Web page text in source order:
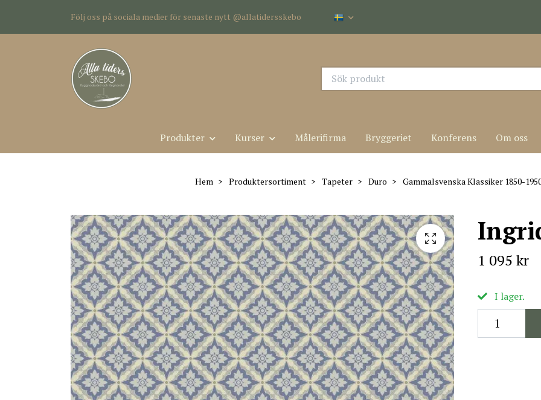
Följ oss på sociala medier för senaste nytt @allatidersskebo
Produkter Kurser Målerifirma Bryggeriet Konferens Om oss
Hem Produktersortiment Tapeter Duro Gammalsvenska Klassiker 1850-
1 095 kr
I lager.